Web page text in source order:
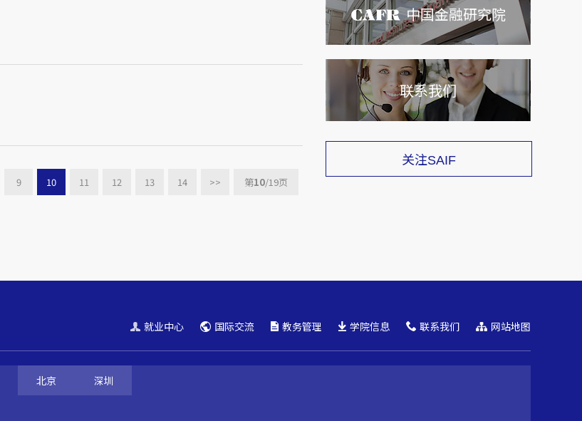
9 10 11 12 13 14 >> 第10/19页
中国金融研究院
联系我们
关注SAIF
就业中心 国际交流 教务管理 学院信息 联系我们 网站地图
北京 深圳